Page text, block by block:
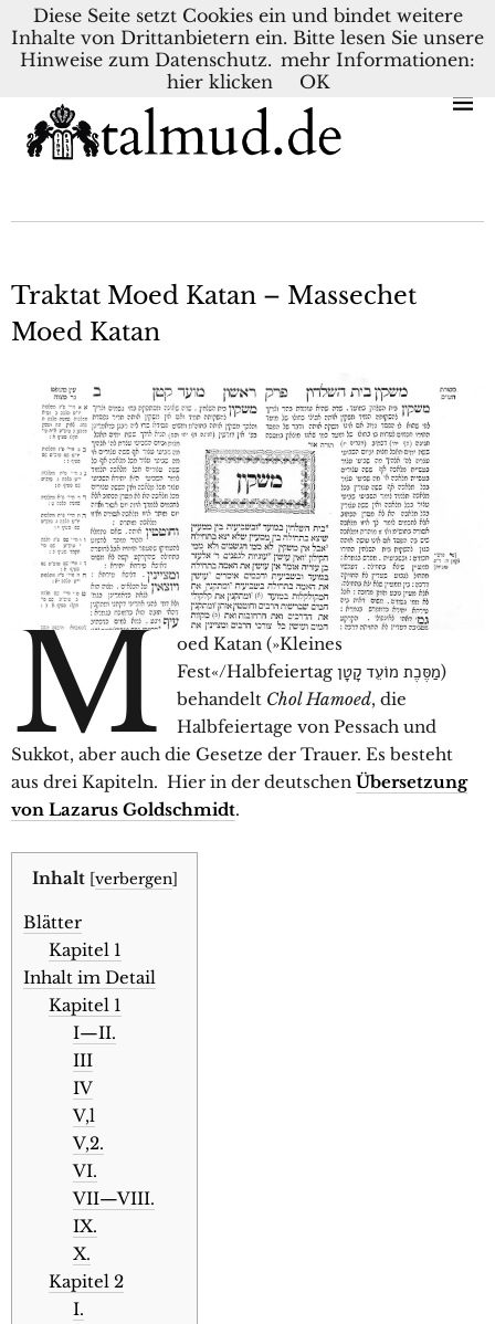
KONTAKT BLOG DEUTSCH NEDERLANDS
Traktat Moed Katan – Massechet
Moed Katan
M
oed Katan (»Kleines
Fest«/Halbfeiertag מַסֶּכֶת מוֹעֵד קָטָן)
behandelt Chol Hamoed, die
Halbfeiertage von Pessach und
Sukkot, aber auch die Gesetze der Trauer. Es besteht
aus drei Kapiteln. Hier in der deutschen Übersetzung
von Lazarus Goldschmidt.
Inhalt [verbergen]
Blätter
Kapitel 1
Inhalt im Detail
Kapitel 1
I—II.
III
IV
V,l
V,2.
VI.
VII—VIII.
IX.
X.
Kapitel 2
I.
Diese Seite setzt Cookies ein und bindet weitere
Inhalte von Drittanbietern ein. Bitte lesen Sie unsere
Hinweise zum Datenschutz. mehr Informationen:
hier klicken
OK